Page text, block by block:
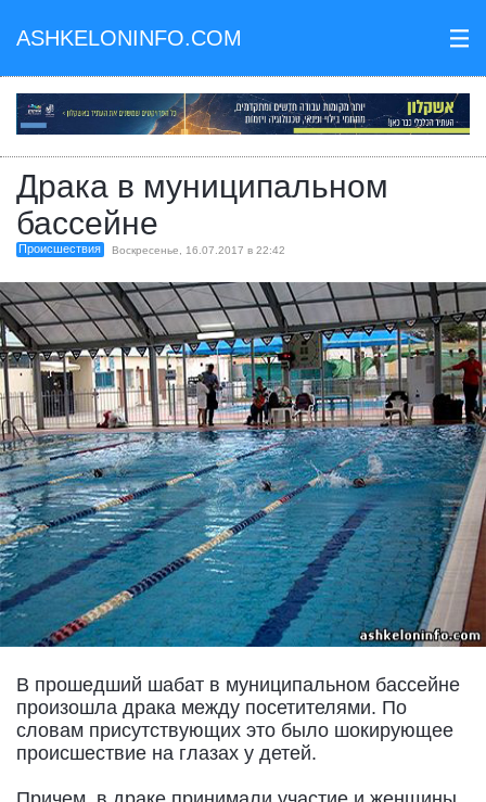
ASHKELONINFO.COM III
Драка в муниципальном
бассейне
Происшествия Воскресенье, 16.07.2017 в 22:42
В прошедший шабат в муниципальном бассейне
произошла драка между посетителями. По
словам присутствующих это было шокирующее
происшествие на глазах у детей.